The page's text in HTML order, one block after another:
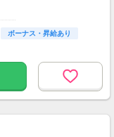
ボーナス・昇給あり